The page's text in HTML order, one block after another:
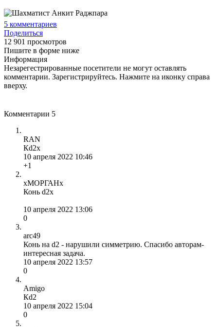
5 комментариев
Поделиться
12 901 просмотров
Пишите в форме ниже
Информация
Незарегестрированные посетители не могут оставлять
комментарии. Зарегистрируйтесь. Нажмите на иконку справа
вверху.
Комментарии 5
RAN
Кd2х
10 апреля 2022 10:46
+1
хМОРГАНх
Конь d2х
10 апреля 2022 13:06
0
arc49
Конь на d2 - нарушили симметрию. Спасибо авторам-
интересная задача.
10 апреля 2022 13:57
0
Amigo
Кd2
10 апреля 2022 15:04
0